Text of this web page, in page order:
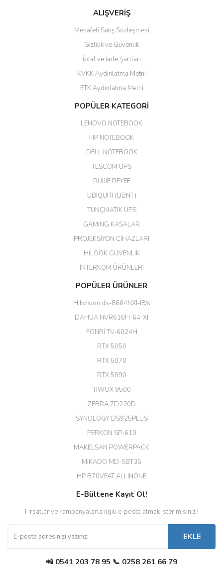
hızlı güvenli bir alışveriş oldu
Yalçın Kaya | 20/06/2026
ahmet yiğit | 29/04/2026
Aldığım ürün kapalı kutu teslim
edildi. Teşekkür ederim.
GÜRKAN KETHÜDAOĞLU |
Her şey için teşekkür ederim çok
Erdal Cingöz | 07/02/2026
Başarılı. Bu vasıfta bir ürünü bu
kadar uygun fiyata bulabilmek
büyük şans. Güvenliticaret
(HIKVISION DS-3E0326P-E/M(B)
EROL ÇAKMAK | 26/12/2025
Diğer yorumları göster
ALIŞVERİŞ
Mesafeli Satış Sözleşmesi
Gizlilik ve Güvenlik
İptal ve İade Şartları
KVKK Aydınlatma Metni
ETK Aydınlatma Metni
POPÜLER KATEGORİ
LENOVO NOTEBOOK
HP NOTEBOOK
DELL NOTEBOOK
TESCOM UPS
RUIJIE REYEE
UBIQUITI (UBNT)
TUNÇMATİK UPS
GAMİNG KASALAR
PROJEKSİYON CİHAZLARI
HİLOOK GÜVENLİK
İNTERKOM ÜRÜNLERİ
POPÜLER ÜRÜNLER
Hikvision ds-8664NXI-I8/s
DAHUA NVR616H-64-XI
FONRİ TV-6024H
RTX 5050
RTX 5070
RTX 5090
TİWOX 9500
ZEBRA ZD220D
SYNOLOGY DS925PLUS
PERKON SP-610
MAKELSAN POWERPACK
MIKADO MD-SBT35
HP B70VFAT ALLINONE
E-Bültene Kayıt Ol!
Fırsatlar ve kampanyalarla ilgili e-posta almak ister misiniz?
EKLE
📲 0541 203 78 95 📞 0258 261 66 79